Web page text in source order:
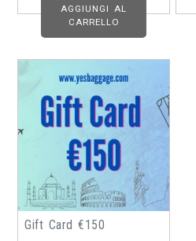
AGGIUNGI AL
CARRELLO
Gift Card €150